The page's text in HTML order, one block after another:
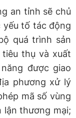
an tỉnh sẽ chủ
yếu tố tác động
quá trình sản
thụ và xuất
được giao
phương xử lý
mã số vùng
lận thương mại;